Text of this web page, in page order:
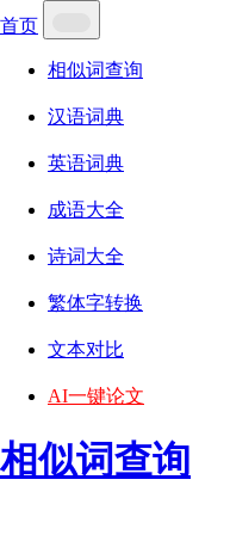
首页
相似词查询
汉语词典
英语词典
成语大全
诗词大全
繁体字转换
文本对比
AI一键论文
相似词查询